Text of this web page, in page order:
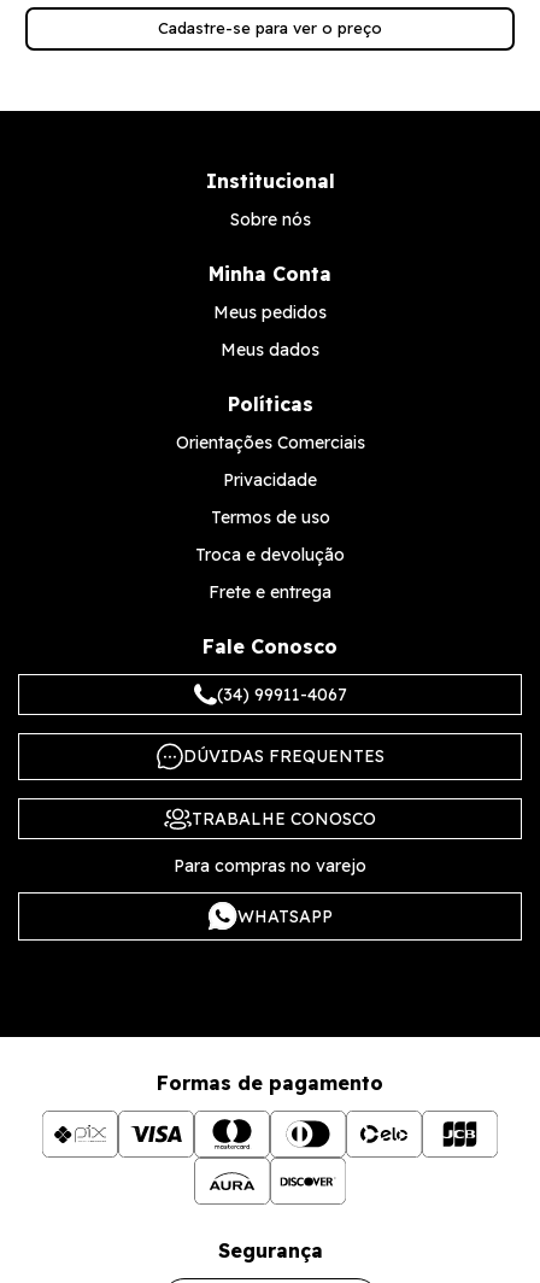
Cadastre-se para ver o preço
Institucional
Sobre nós
Minha Conta
Meus pedidos
Meus dados
Políticas
Orientações Comerciais
Privacidade
Termos de uso
Troca e devolução
Frete e entrega
Fale Conosco
(34) 99911-4067
DÚVIDAS FREQUENTES
TRABALHE CONOSCO
Para compras no varejo
WHATSAPP
Formas de pagamento
Segurança